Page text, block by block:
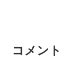
コメント